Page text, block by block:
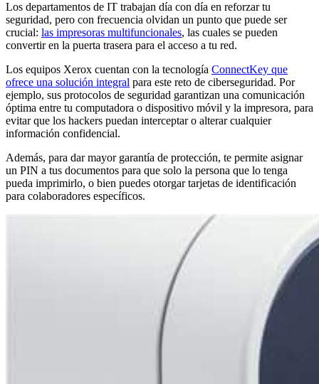
Los departamentos de IT trabajan día con día en reforzar tu
seguridad, pero con frecuencia olvidan un punto que puede ser
crucial: las impresoras multifuncionales, las cuales se pueden
convertir en la puerta trasera para el acceso a tu red.
Los equipos Xerox cuentan con la tecnología ConnectKey que
ofrece una solución integral para este reto de ciberseguridad. Por
ejemplo, sus protocolos de seguridad garantizan una comunicación
óptima entre tu computadora o dispositivo móvil y la impresora, para
evitar que los hackers puedan interceptar o alterar cualquier
información confidencial.
Además, para dar mayor garantía de protección, te permite asignar
un PIN a tus documentos para que solo la persona que lo tenga
pueda imprimirlo, o bien puedes otorgar tarjetas de identificación
para colaboradores específicos.